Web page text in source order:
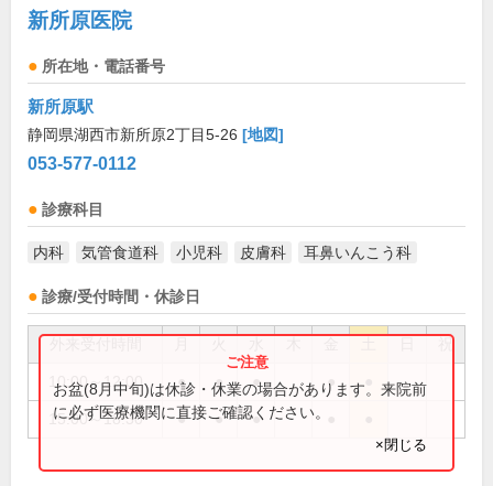
新所原医院
所在地・電話番号
新所原駅
静岡県湖西市新所原2丁目5-26 [地図]
053-577-0112
診療科目
内科 気管食道科 小児科 皮膚科 耳鼻いんこう科
診療/受付時間・休診日
祝
10:00～12:00 ● ● ● ●
15:00～18:30 ● ● ●
お盆(8月中旬)は休診・休業の場合があります。来院前
に必ず医療機関に直接ご確認ください。
×閉じる